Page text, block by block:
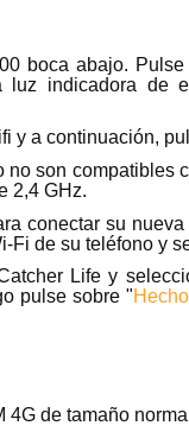
boca abajo.
luz indicadora de
y a continuación,
son compatibles
2,4 GHz.
conectar su
Fi de su teléfono y
Life y
pulse sobre "Hecho
4G de tamaño